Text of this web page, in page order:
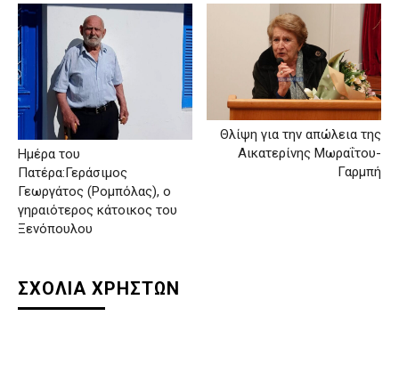
Ημέρα του
Πατέρα:Γεράσιμος
Γεωργάτος (Ρομπόλας), ο
γηραιότερος κάτοικος του
Ξενόπουλου
Θλίψη για την απώλεια της
Αικατερίνης Μωραΐτου-
Γαρμπή
ΣΧΟΛΙΑ ΧΡΗΣΤΩΝ